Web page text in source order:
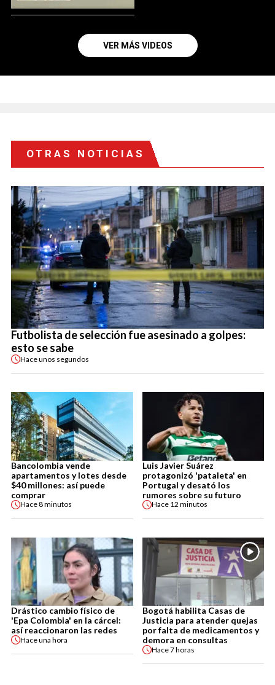
VER MÁS VIDEOS
OTRAS NOTICIAS
Futbolista de selección fue asesinado a golpes:
esto se sabe
Haceunos segundos
Bancolombia vende
apartamentos y lotes desde
$40 millones: así puede
comprar
Hace8 minutos
Luis Javier Suárez
protagonizó 'pataleta' en
Portugal y desató los
rumores sobre su futuro
Hace 12 minutos
Drástico cambio físico de
'Epa Colombia' en la cárcel:
así reaccionaron las redes
Haceuna hora
Bogotá habilita Casas de
Justicia para atender quejas
por falta de medicamentos y
demora en consultas
Hace7 horas